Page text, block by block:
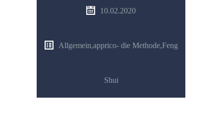
10.02.2020
Allgemein,apprico- die Methode,Feng
Shui